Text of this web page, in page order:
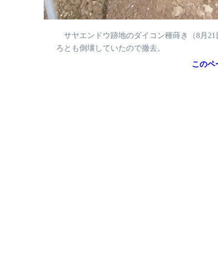
サヤエンドウ跡地のダイコン種蒔き（8月
ろとも倒壊していたので撤去。
このペ